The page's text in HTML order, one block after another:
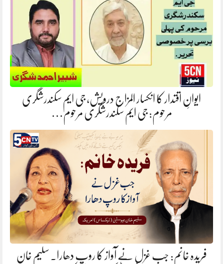
ایوانِ اقتدار کا انکسار المزاج درویش، جی ایم سکندرشگری
مرحوم: جی ایم سکندرشگری مرحوم…
فریدہ خانم: جب غزل نے آواز کا روپ دھارا. سلیم خان